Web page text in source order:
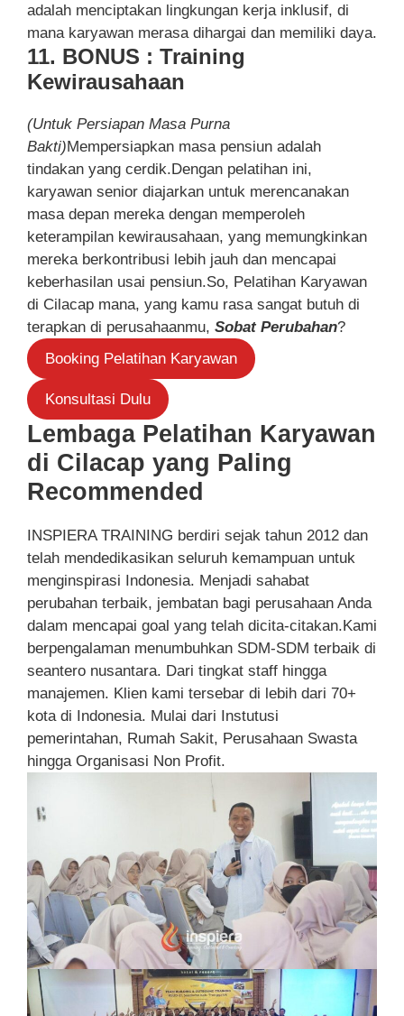
adalah menciptakan lingkungan kerja inklusif, di
mana karyawan merasa dihargai dan memiliki daya.
11. BONUS : Training
Kewirausahaan
(Untuk Persiapan Masa Purna
Bakti)Mempersiapkan masa pensiun adalah
tindakan yang cerdik.Dengan pelatihan ini,
karyawan senior diajarkan untuk merencanakan
masa depan mereka dengan memperoleh
keterampilan kewirausahaan, yang memungkinkan
mereka berkontribusi lebih jauh dan mencapai
keberhasilan usai pensiun.So, Pelatihan Karyawan
di Cilacap mana, yang kamu rasa sangat butuh di
terapkan di perusahaanmu, Sobat Perubahan?
Booking Pelatihan Karyawan
Konsultasi Dulu
Lembaga Pelatihan Karyawan
di Cilacap yang Paling
Recommended
INSPIERA TRAINING berdiri sejak tahun 2012 dan
telah mendedikasikan seluruh kemampuan untuk
menginspirasi Indonesia. Menjadi sahabat
perubahan terbaik, jembatan bagi perusahaan Anda
dalam mencapai goal yang telah dicita-citakan.Kami
berpengalaman menumbuhkan SDM-SDM terbaik di
seantero nusantara. Dari tingkat staff hingga
manajemen. Klien kami tersebar di lebih dari 70+
kota di Indonesia. Mulai dari Instutusi
pemerintahan, Rumah Sakit, Perusahaan Swasta
hingga Organisasi Non Profit.